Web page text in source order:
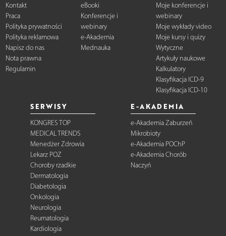
Kontakt
Praca
Polityka prywatności
Polityka reklamowa
Napisz do nas
Nota prawna
Regulamin
eBooki
Konferencje i
webinary
e-Akademia
Mednauka
Moje konferencje i
webinary
Moje wykłady video
Moje kursy i quizy
Wytyczne
Artykuły naukowe
Kalkulatory
Klasyfikacja ICD-9
Klasyfikacja ICD-10
SERWISY
KONGRES TOP
MEDICAL TRENDS
Menedżer Zdrowia
Lekarz POZ
Choroby rzadkie
Dermatologia
Diabetologia
Onkologia
Neurologia
Reumatologia
Kardiologia
E-AKADEMIA
e-Akademia Zaburzeń
Mikrobioty
e-Akademia POChP
e-Akademia Chorób
Naczyń